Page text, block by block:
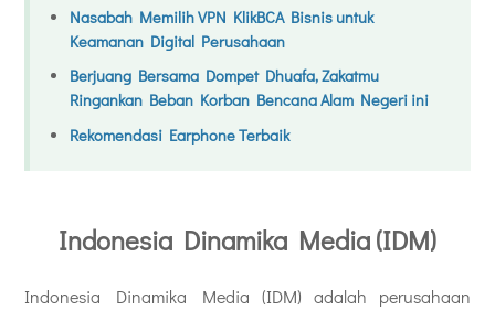
Nasabah Memilih VPN KlikBCA Bisnis untuk
Keamanan Digital Perusahaan
Berjuang Bersama Dompet Dhuafa, Zakatmu
Ringankan Beban Korban Bencana Alam Negeri ini
Rekomendasi Earphone Terbaik
Indonesia Dinamika Media (IDM)
Indonesia Dinamika Media (IDM) adalah perusahaan